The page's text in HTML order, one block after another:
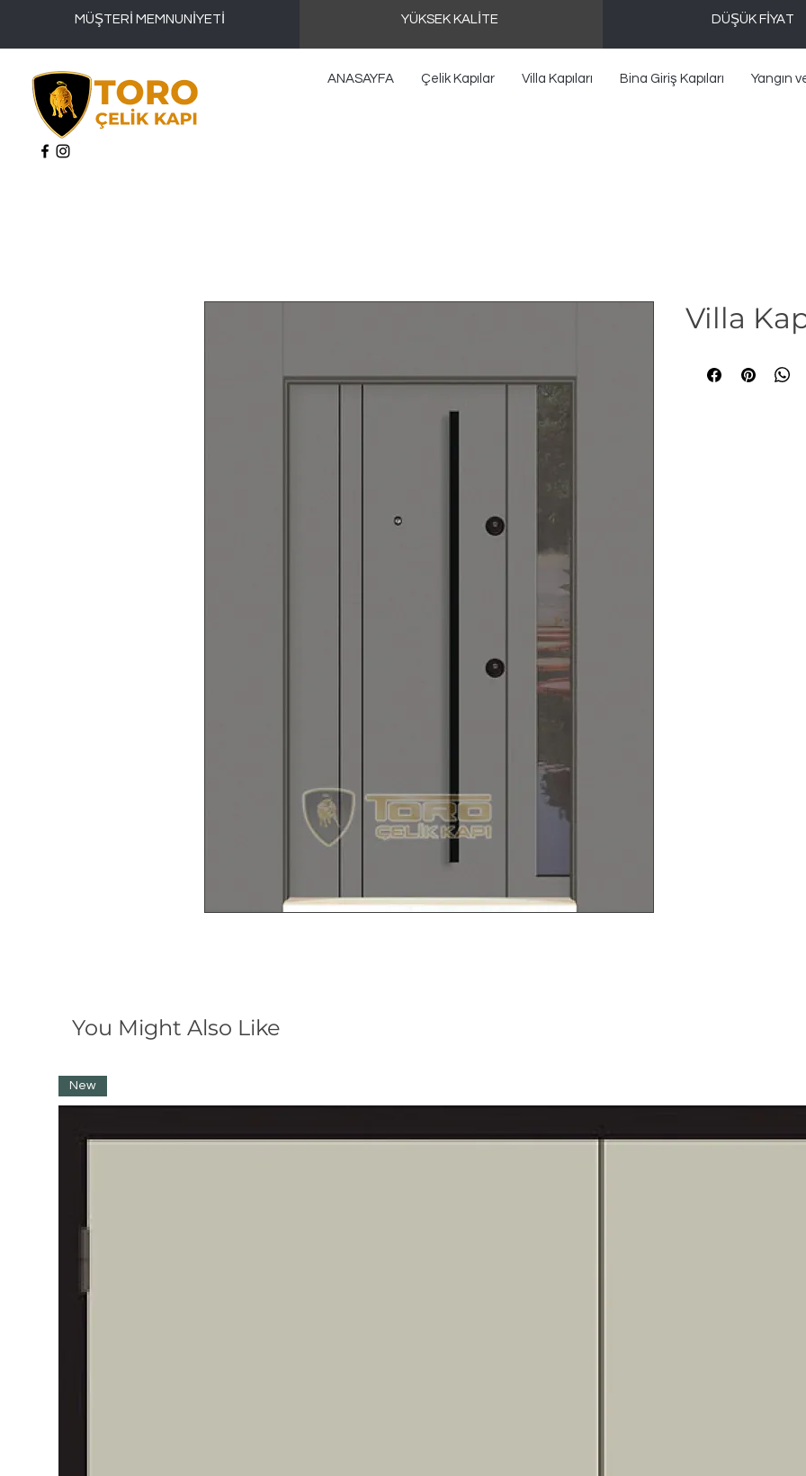
MÜŞTERİ MEMNUNİYETİ YÜKSEK KALİTE DÜŞÜK FİYAT
ANASAYFA Çelik Kapılar Villa Kapıları Bina Giriş Kapıları Yangın
Villa
You Might Also Like
New